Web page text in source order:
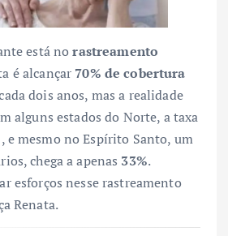
está norastreamento
é alcançar 70% de cobertura
dois anos, mas a realidade
alguns estados do Norte, a taxa
, e mesmo no Espírito Santo, um
chega a apenas 33%.
esforços nesse rastreamento
Renata.